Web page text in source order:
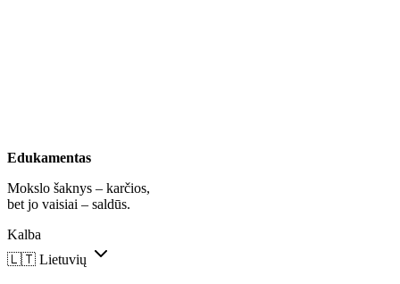
Edukamentas
Mokslo šaknys – karčios,
bet jo vaisiai – saldūs.
Kalba
🇱🇹 Lietuvių